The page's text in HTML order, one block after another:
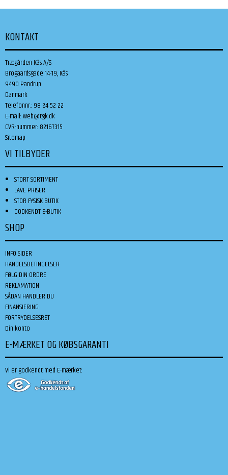
KONTAKT
Trægården Kås A/S
Brogaardsgade 14-19, Kås
9490 Pandrup
Danmark
Telefonnr.: 98 24 52 22
E-mail:web@tgk.dk
CVR-nummer: 82167315
Sitemap
VI TILBYDER
STORT SORTIMENT
LAVE PRISER
STOR FYSISK BUTIK
GODKENDT E-BUTIK
SHOP
INFO SIDER
HANDELSBETINGELSER
FØLG DIN ORDRE
REKLAMATION
SÅDAN HANDLER DU
FINANSIERING
FORTRYDELSESRET
Din konto
E-MÆRKET OG KØBSGARANTI
Vi er godkendt med E-mærket: